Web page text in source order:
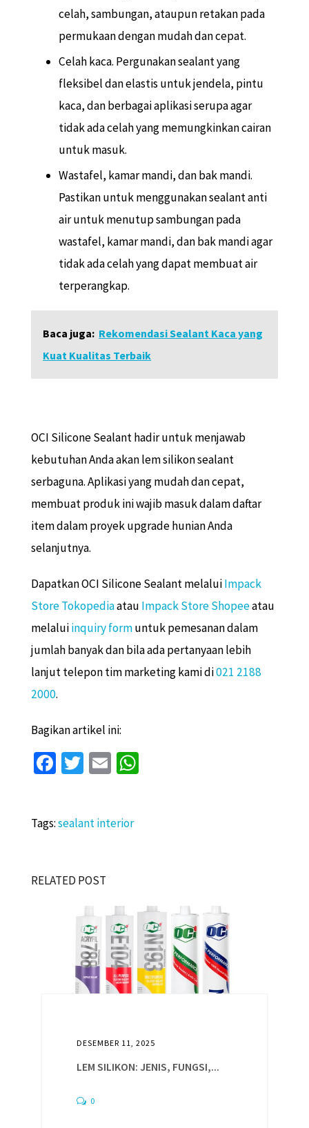
celah, sambungan, ataupun retakan pada
permukaan dengan mudah dan cepat.
Celah kaca. Pergunakan sealant yang
fleksibel dan elastis untuk jendela, pintu
kaca, dan berbagai aplikasi serupa agar
tidak ada celah yang memungkinkan cairan
untuk masuk.
Wastafel, kamar mandi, dan bak mandi.
Pastikan untuk menggunakan sealant anti
air untuk menutup sambungan pada
wastafel, kamar mandi, dan bak mandi agar
tidak ada celah yang dapat membuat air
terperangkap.
Baca juga: Rekomendasi Sealant Kaca yang
Kuat Kualitas Terbaik
OCI Silicone Sealant hadir untuk menjawab
kebutuhan Anda akan lem silikon sealant
serbaguna. Aplikasi yang mudah dan cepat,
membuat produk ini wajib masuk dalam daftar
item dalam proyek upgrade hunian Anda
selanjutnya.
Dapatkan OCI Silicone Sealant melaluiImpack
Store Tokopediaatau Impack Store Shopeeatau
melaluiinquiry formuntuk pemesanan dalam
jumlah banyakdan bila ada pertanyaan lebih
lanjut telepon tim marketing kami di021 2188
2000.
Bagikan artikel ini:
Fa
o
k
T
er
E
l
W
Tags:sealant interior
RELATED POST
DESEMBER 11, 2025
LEM SILIKON: JENIS, FUNGSI,...
0